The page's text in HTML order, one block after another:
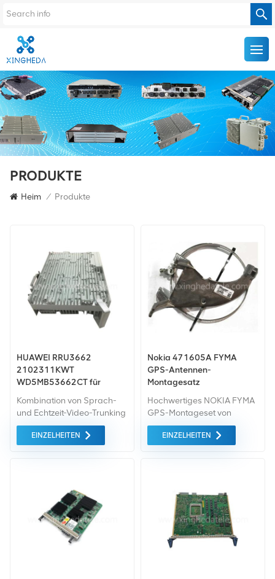
PRODUKTE
Heim / Produkte
HUAWEI RRU3662
2102311KWT
WD5MB53662CT für
Kombination von Sprach-
und Echtzeit-Video-Trunking
in derselben Basis Die
Station reduziert die
im Vergleich zu traditionelle
EINZELHEITEN
Nokia 471605A FYMA
GPS-Antennen-
Montagesatz
Hochwertiges NOKIA FYMA
GPS-Montageset von
Changsha Xingheda. Wir
können eine Vielzahl
Nokia-Basisstationsgeräte
Sie uns diese bitte mit.
EINZELHEITEN